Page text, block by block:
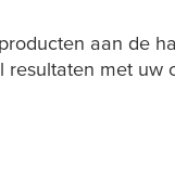
aan de
met uw